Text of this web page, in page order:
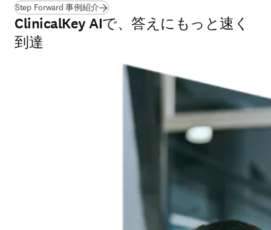
Step Forward 事例紹介
ClinicalKey AIで、答えにもっと速く
到達